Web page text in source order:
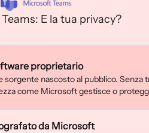
E la tua privacy?
proprietario
nascosto al pubblico. Senza
come Microsoft gestisce o
da Microsoft